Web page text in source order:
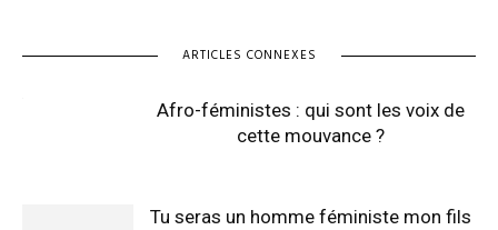
ARTICLES CONNEXES
Afro-féministes : qui sont les voix de
cette mouvance ?
Tu seras un homme féministe mon fils